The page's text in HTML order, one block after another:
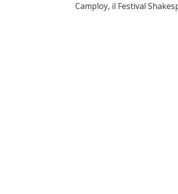
Camploy, il Festival